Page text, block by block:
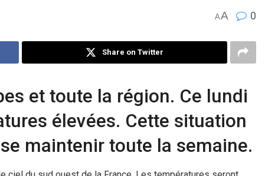
AA 0
Share on Twitter
et toute la région. Ce lundi
élevées. Cette situation
maintenir toute la semaine.